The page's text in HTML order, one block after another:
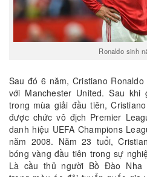
Ronaldo sinh
Sau đó 6 năm, Cristiano
với Manchester United. Sau
trong mùa giải đầu tiên,
được chức vô địch Premier
danh hiệu UEFA Champions
năm 2008. Năm 23 tuổi,
bóng vàng đầu tiên trong sự
Là cầu thủ người Bồ Đào Nha